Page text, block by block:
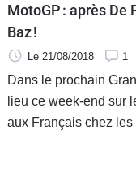
MotoGP : après De
Baz !
Le 21/08/2018 1
Dans le prochain
lieu ce week-end sur
aux Français chez
même temps que les